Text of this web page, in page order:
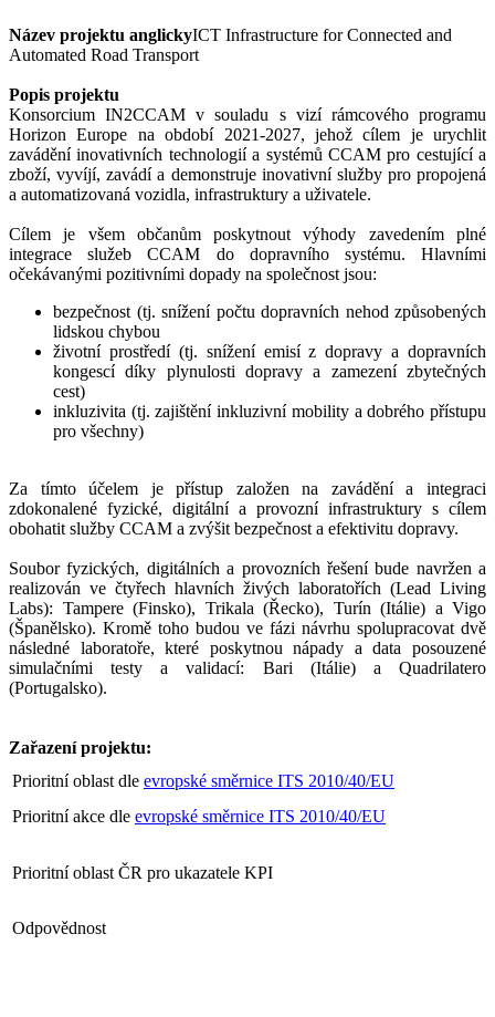
Název projektu anglickyICT Infrastructure for Connected and
Automated Road Transport
Popis projektu
Konsorcium IN2CCAM v souladu s vizí rámcového programu
Horizon Europe na období 2021-2027, jehož cílem je urychlit
zavádění inovativních technologií a systémů CCAM pro cestující a
zboží, vyvíjí, zavádí a demonstruje inovativní služby pro propojená
a automatizovaná vozidla, infrastruktury a uživatele.
Cílem je všem občanům poskytnout výhody zavedením plné
integrace služeb CCAM do dopravního systému. Hlavními
očekávanými pozitivními dopady na společnost jsou:
bezpečnost (tj. snížení počtu dopravních nehod způsobených
lidskou chybou
životní prostředí (tj. snížení emisí z dopravy a dopravních
kongescí díky plynulosti dopravy a zamezení zbytečných
cest)
inkluzivita (tj. zajištění inkluzivní mobility a dobrého přístupu
pro všechny)
Za tímto účelem je přístup založen na zavádění a integraci
zdokonalené fyzické, digitální a provozní infrastruktury s cílem
obohatit služby CCAM a zvýšit bezpečnost a efektivitu dopravy.
Soubor fyzických, digitálních a provozních řešení bude navržen a
realizován ve čtyřech hlavních živých laboratořích (Lead Living
Labs): Tampere (Finsko), Trikala (Řecko), Turín (Itálie) a Vigo
(Španělsko). Kromě toho budou ve fázi návrhu spolupracovat dvě
následné laboratoře, které poskytnou nápady a data posouzené
simulačními testy a validací: Bari (Itálie) a Quadrilatero
(Portugalsko).
Zařazení projektu:
Prioritní oblast dle evropské směrnice ITS 2010/40/EU
Prioritní akce dle evropské směrnice ITS 2010/40/EU
Prioritní oblast ČR pro ukazatele KPI
Odpovědnost